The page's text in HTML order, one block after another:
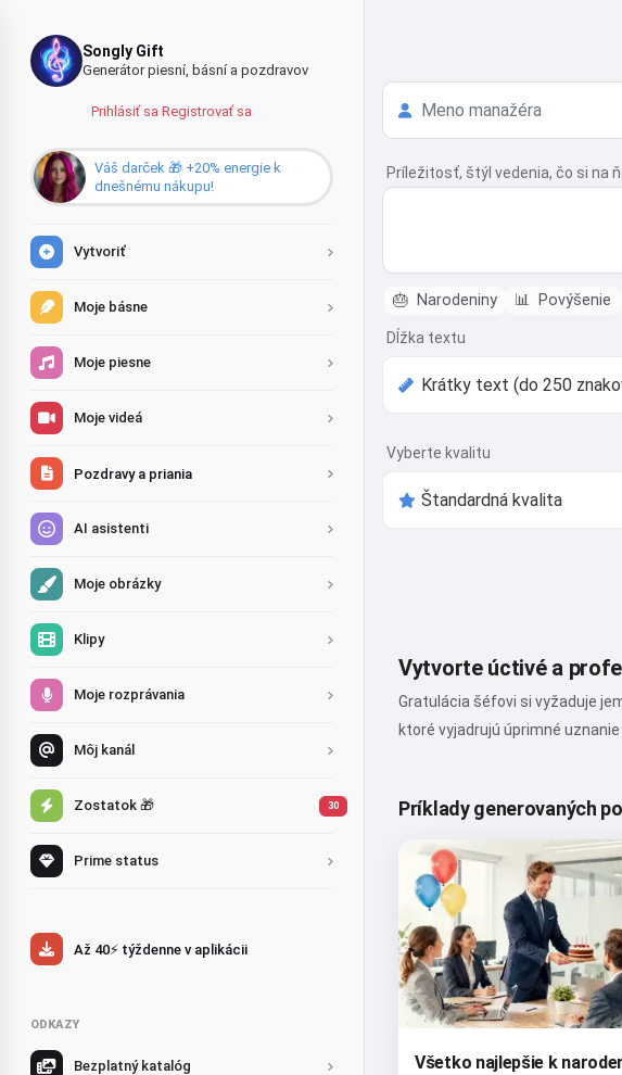
Songly Gift
Generátor piesní, básní a pozdravov
Prihlásiť sa·Registrovať sa
Váš darček 🎁 +20% energie k
dnešnému nákupu!
Vytvoriť
Moje básne
Moje piesne
Moje videá
Pozdravy a priania
AI asistenti
Moje obrázky
Klipy
Moje rozprávania
Môj kanál
Zostatok 🎁 30
Prime status
Až 40⚡ týždenne v aplikácii
ODKAZY
Bezplatný katalóg
Príležitosť, štýl vedenia, čo si na
🎂 Narodeniny 📊 Povýšenie
Dĺžka textu
Vyberte kvalitu
Vytvorte úctivé a
Gratulácia šéfovi si vyžaduje
ktoré vyjadrujú úprimné
Príklady generovaných
Všetko najlepšie k